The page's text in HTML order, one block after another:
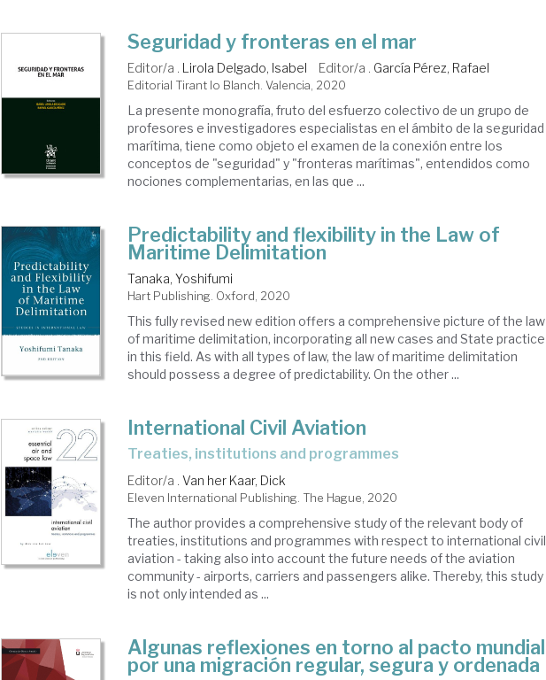
internacional
público
>
generales.
Historia.
y
marítimo
Seguridad y fronteras en el mar
Editor/a . Lirola Delgado, Isabel Editor/a . García Pérez, Rafael
Editorial Tirant lo Blanch. Valencia, 2020
La presente monografía, fruto del esfuerzo colectivo de un grupo de
profesores e investigadores especialistas en el ámbito de la seguridad
marítima, tiene como objeto el examen de la conexión entre los
conceptos de "seguridad" y "fronteras marítimas", entendidos como
nociones complementarias, en las que ...
Predictability and flexibility in the Law of
Maritime Delimitation
Tanaka, Yoshifumi
Hart Publishing. Oxford, 2020
This fully revised new edition offers a comprehensive picture of the law
of maritime delimitation, incorporating all new cases and State practice
in this field. As with all types of law, the law of maritime delimitation
should possess a degree of predictability. On the other ...
International Civil Aviation
treaties, institutions and programmes
Editor/a .Van her Kaar, Dick
Eleven International Publishing. The Hague, 2020
The author provides a comprehensive study of the relevant body of
treaties, institutions and programmes with respect to international civil
aviation - taking also into account the future needs of the aviation
community - airports, carriers and passengers alike. Thereby, this study
is not only intended as ...
Algunas reflexiones en torno al pacto mundial
por una migración regular, segura y ordenada